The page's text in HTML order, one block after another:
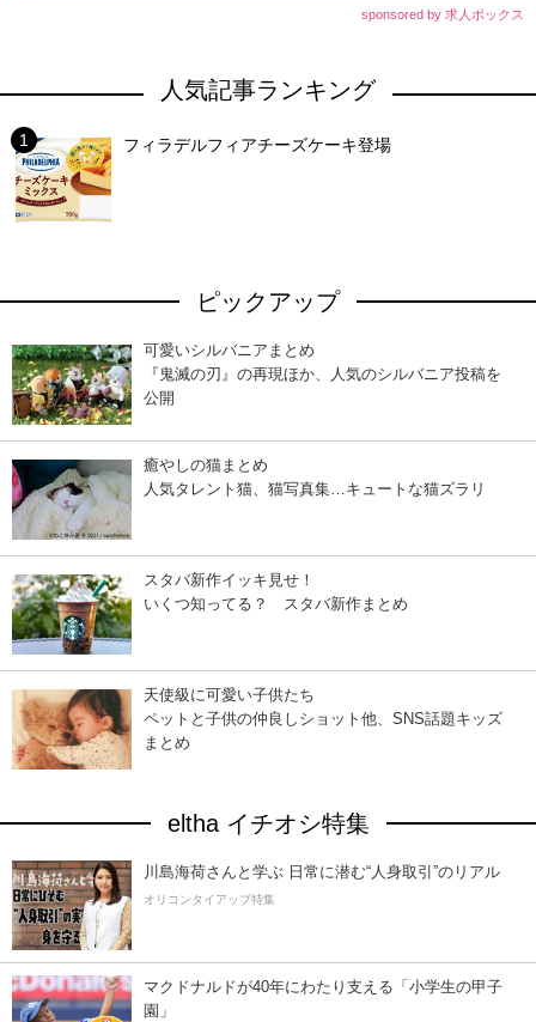
sponsored by 求人ボックス
人気記事ランキング
フィラデルフィアチーズケーキ登場
ピックアップ
可愛いシルバニアまとめ
『鬼滅の刃』の再現ほか、人気のシルバニア投稿を
公開
癒やしの猫まとめ
人気タレント猫、猫写真集…キュートな猫ズラリ
スタバ新作イッキ見せ！
いくつ知ってる？ スタバ新作まとめ
天使級に可愛い子供たち
ペットと子供の仲良しショット他、SNS話題キッズ
まとめ
eltha イチオシ特集
川島海荷さんと学ぶ 日常に潜む“人身取引”のリアル
オリコンタイアップ特集
マクドナルドが40年にわたり支える「小学生の甲子
園」